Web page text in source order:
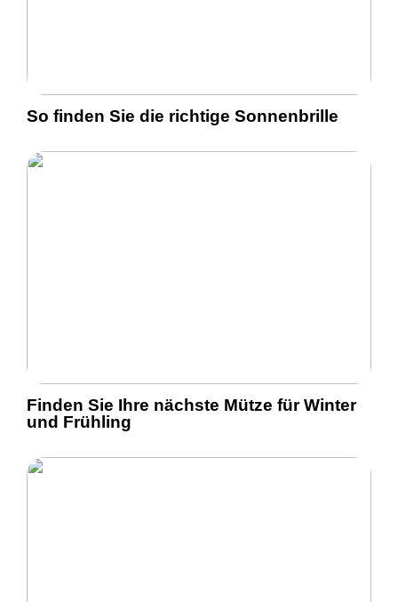
So finden Sie die richtige Sonnenbrille
Finden Sie Ihre nächste Mütze für Winter
und Frühling